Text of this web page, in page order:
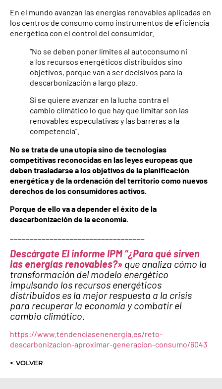
En el mundo avanzan las energías renovables aplicadas en
los centros de consumo como instrumentos de eficiencia
energética con el control del consumidor.
“No se deben poner límites al autoconsumo ni
a los recursos energéticos distribuidos sino
objetivos, porque van a ser decisivos para la
descarbonización a largo plazo.
Si se quiere avanzar en la lucha contra el
cambio climático lo que hay que limitar son las
renovables especulativas y las barreras a la
competencia”.
No se trata de una utopía sino de tecnologías
competitivas reconocidas en las leyes europeas que
deben trasladarse a los objetivos de la planificación
energética y de la ordenación del territorio como nuevos
derechos de los consumidores activos.
Porque de ello va a depender el éxito de la
descarbonización de la economía.
Descárgate El informe IPM “¿Para qué sirven
las energías renovables?» que analiza cómo la
transformación del modelo energético
impulsando los recursos energéticos
distribuidos es la mejor respuesta a la crisis
para recuperar la economía y combatir el
cambio climático.
https://www.tendenciasenenergia.es/reto-
descarbonizacion-aproximar-generacion-consumo/6043
< VOLVER